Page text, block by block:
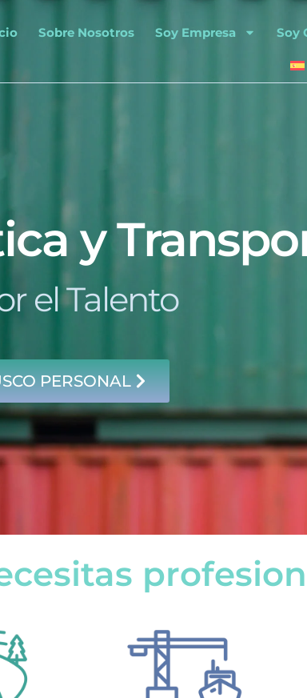
Sobre Nosotros Soy Empresa Soy
y
el Talento
PERSONAL